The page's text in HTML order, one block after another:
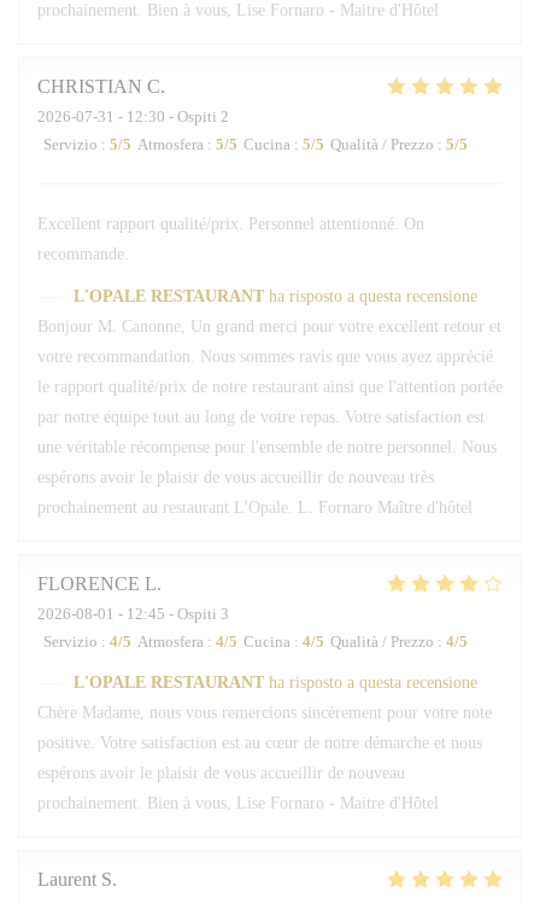
prochainement. Bien à vous, Lise Fornaro - Maitre d'Hôtel
CHRISTIAN C
2026-07-31 - 12:30 - Ospiti 2
Servizio : 5/5 Atmosfera : 5/5 Cucina : 5/5 Qualità / Prezzo : 5/5
Excellent rapport qualité/prix. Personnel attentionné. On
recommande.
L'OPALE RESTAURANT ha risposto a questa recensione
Bonjour M. Canonne, Un grand merci pour votre excellent retour et
votre recommandation. Nous sommes ravis que vous ayez apprécié
le rapport qualité/prix de notre restaurant ainsi que l'attention portée
par notre équipe tout au long de votre repas. Votre satisfaction est
une véritable récompense pour l'ensemble de notre personnel. Nous
espérons avoir le plaisir de vous accueillir de nouveau très
prochainement au restaurant L'Opale. L. Fornaro Maître d'hôtel
FLORENCE L
2026-08-01 - 12:45 - Ospiti 3
Servizio : 4/5 Atmosfera : 4/5 Cucina : 4/5 Qualità / Prezzo : 4/5
L'OPALE RESTAURANT ha risposto a questa recensione
Chère Madame, nous vous remercions sincèrement pour votre note
positive. Votre satisfaction est au cœur de notre démarche et nous
espérons avoir le plaisir de vous accueillir de nouveau
prochainement. Bien à vous, Lise Fornaro - Maitre d'Hôtel
Laurent S